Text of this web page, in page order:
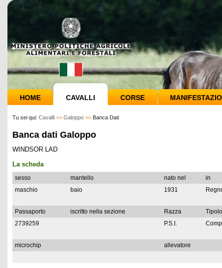
HOME CAVALLI CORSE
Tu sei qui: Cavalli >> Galoppo >> Banca Dati
Banca dati Galoppo
WINDSOR LAD
La scheda
sesso mantello nato nel
in
maschio
baio 1931
Passaporto iscritto nella sezione Razza
2739259
P.S.I.
microchip allevatore